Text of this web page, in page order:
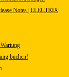
Notes | ELECTRIX
buchen!